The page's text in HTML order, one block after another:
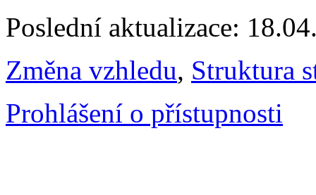
Poslední aktualizace:
Změna vzhledu, Struktura
Prohlášení o přístupnosti